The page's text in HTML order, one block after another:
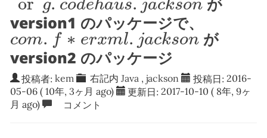
g codehaus jackson
version1 のパッケージで、
com. f ∗ erxml. jackson
com.f∗e rxml.jackson
が
version2 のパッケージ
投稿者: kem 右記内Java ,jackson 投稿日: 2016-
05-06 ( 10年, 3ヶ月 ago) 更新日: 2017-10-10 ( 8年, 9ヶ
月 ago)
コメント